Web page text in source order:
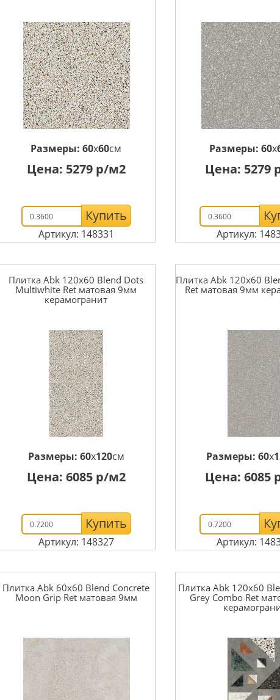
Размеры:60x60см
Цена: 5279р/м2
Купить
Артикул: 148331
Размеры: 60x
Цена: 5279
Артикул:
Плитка Abk 120x60 Blend Dots
Multiwhite Ret матовая 9мм
керамогранит
Размеры: 60x120см
Цена: 6085р/м2
Купить
Артикул: 148327
Плитка Abk 120x60
Ret матовая 9мм
Размеры:60x
Цена:6085
Артикул:
Плитка Abk 60x60 Blend Concrete
Moon Grip Ret матовая 9мм
Плитка Abk 120x60
Grey Combo Ret